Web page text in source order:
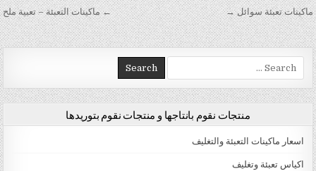
تصفّح المقالات ← ماكينات التعبئة – تعبية ملح ماكينات تعبئة سوائل →
Search for:
منتجات نقوم بانتاجها و منتجات نقوم بتوريدها
اسعار ماكينات التعبئة والتغليف
اكياس تعبئة وتغليف